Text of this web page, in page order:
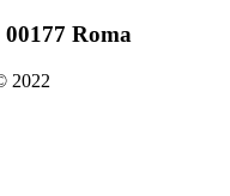
Roma
2022